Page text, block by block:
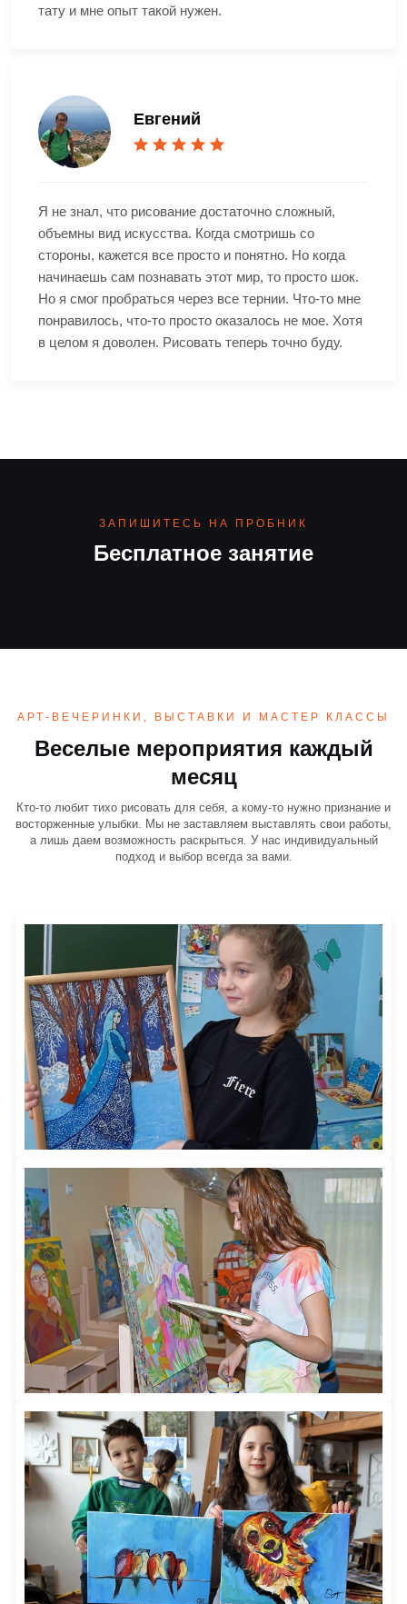
тату и мне опыт такой нужен.
Евгений
Я не знал, что рисование достаточно сложный,
объемны вид искусства. Когда смотришь со
стороны, кажется все просто и понятно. Но когда
начинаешь сам познавать этот мир, то просто шок.
Но я смог пробраться через все тернии. Что-то мне
понравилось, что-то просто оказалось не мое. Хотя
в целом я доволен. Рисовать теперь точно буду.
Бесплатное занятие
ЗАПИШИТЕСЬ НА ПРОБНИК
АРТ-ВЕЧЕРИНКИ, ВЫСТАВКИ И МАСТЕР КЛАССЫ
Веселые мероприятия каждый
месяц
Кто-то любит тихо рисовать для себя, а кому-то нужно признание и
восторженные улыбки. Мы не заставляем выставлять свои работы,
а лишь даем возможность раскрыться. У нас индивидуальный
подход и выбор всегда за вами.